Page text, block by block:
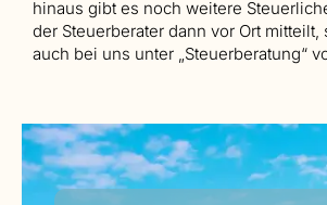
hinaus gibt es noch weitere
der Steuerberater dann vor Ort mitteilt,
auch bei uns unter „Steuerberatung“